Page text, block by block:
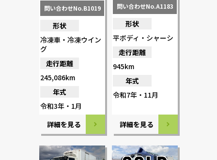
問い合わせNo.B1019
形状
冷凍車・冷凍ウイン
グ
走行距離
245,086km
年式
令和3年・1月
詳細を見る
問い合わせNo.A1183
形状
平ボディ・シャーシ
走行距離
945km
年式
令和7年・11月
詳細を見る